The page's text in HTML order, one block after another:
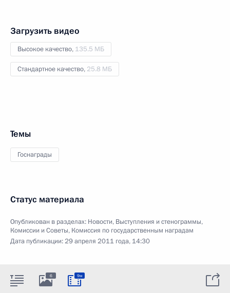
Загрузить видео
Высокое качество, 135.5 МБ
Стандартное качество, 25.8 МБ
Темы
Госнаграды
Статус материала
Опубликован в разделах: Новости, Выступления и стенограммы,
Комиссии и Советы, Комиссия по государственным наградам
Дата публикации:29 апреля 2011 года, 14:30
6 9м